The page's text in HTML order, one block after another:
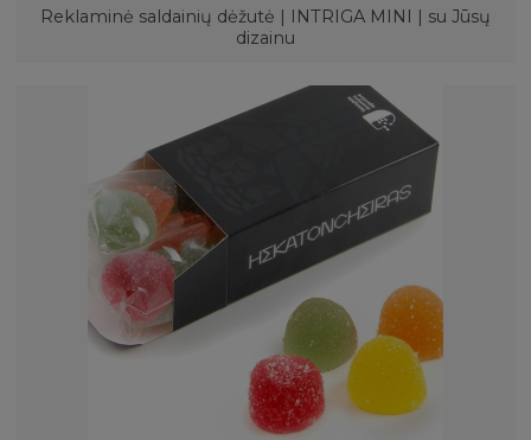
Reklaminė saldainių dėžutė | INTRIGA MINI | su Jūsų
dizainu